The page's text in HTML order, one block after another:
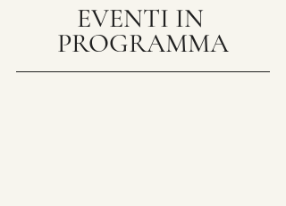
EVENTI IN
PROGRAMMA